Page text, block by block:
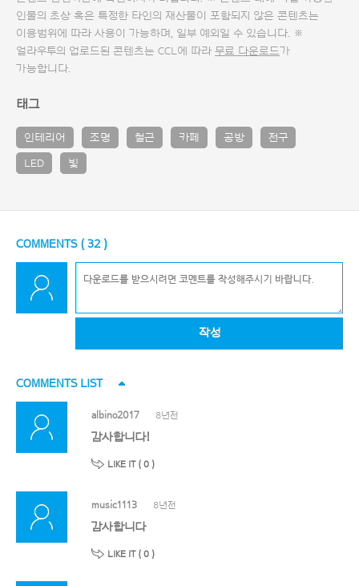
인물의 초상 혹은 특정한 타인의 재산물이 포함되지 않은 콘텐츠는
이용범위에 따라 사용이 가능하며, 일부 예외일 수 있습니다. ※
얼라우투의 업로드된 콘텐츠는 CCL에 따라 무료 다운로드가
가능합니다.
태그
인테리어 조명 철근 카페 공방 전구
LED 빛
COMMENTS ( 32 )
작성
COMMENTS LIST
albino2017 8년전
감사합니다!
LIKE IT ( 0 )
music1113 8년전
감사합니다
LIKE IT ( 0 )